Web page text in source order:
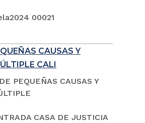
00021
CAUSAS Y
CALI
PEQUEÑAS CAUSAS Y
CASA DE JUSTICIA